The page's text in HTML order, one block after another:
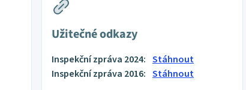
Užitečné odkazy
Inspekční zpráva 2024: Stáhnout
Inspekční zpráva 2016: Stáhnout